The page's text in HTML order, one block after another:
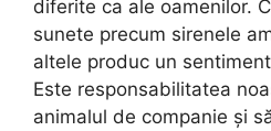
diferite ca ale oamenilor.
sunete precum sirenele
altele produc un
Este responsabilitatea
animalul de companie și